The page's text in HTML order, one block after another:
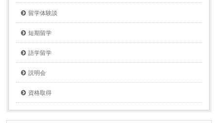
留学体験談
短期留学
語学留学
説明会
資格取得